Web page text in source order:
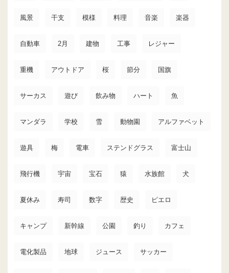
風景 干支 模様 料理 音楽 楽器
自動車 2月 建物 工事 レジャー
重機 アウトドア 桜 節分 国旗
サーカス 遊び 飲み物 ハート 魚
マンダラ 学校 雪 動物園 アルファベット
遊具 梅 電車 ステンドグラス 富士山
飛行機 宇宙 宝石 猿 水族館 犬
夏休み 寿司 数字 歴史 ピエロ
キャンプ 新幹線 公園 釣り カフェ
電化製品 地球 ジュース サッカー